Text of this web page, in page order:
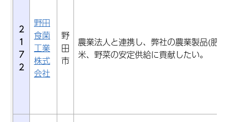
2
1
7
2
野田
食菌
工業
株式
会社
野
田
市
農業法人と連携し、弊社の農業製品(肥
米、野菜の安定供給に貢献したい。